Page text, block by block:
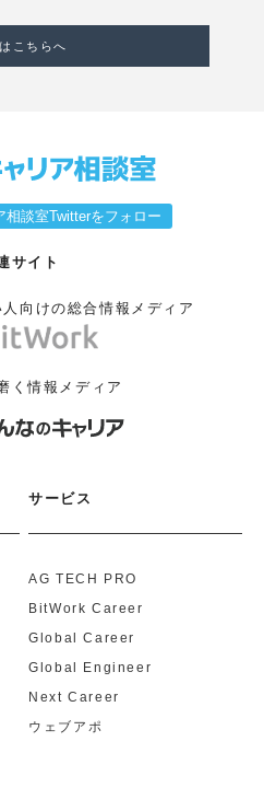
こちらへ
談室Twitterをフォロー
サイト
向けの総合情報メディア
く情報メディア
サービス
AG TECH PRO
BitWork Career
Global Career
Global Engineer
Next Career
ウェブアポ